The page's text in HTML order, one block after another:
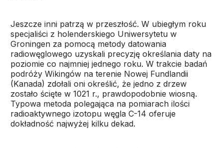
Jeszcze inni patrzą w przeszłość. W ubiegłym roku
specjaliści z holenderskiego Uniwersytetu w
Groningen za pomocą metody datowania
radiowęglowego uzyskali precyzję określania daty na
poziomie co najmniej jednego roku. W trakcie badań
podróży Wikingów na terenie Nowej Fundlandii
(Kanada) zdołali oni określić, że jedno z drzew
zostało ścięte w 1021 r., prawdopodobnie wiosną.
Typowa metoda polegająca na pomiarach ilości
radioaktywnego izotopu węgla C-14 oferuje
dokładność najwyżej kilku dekad.